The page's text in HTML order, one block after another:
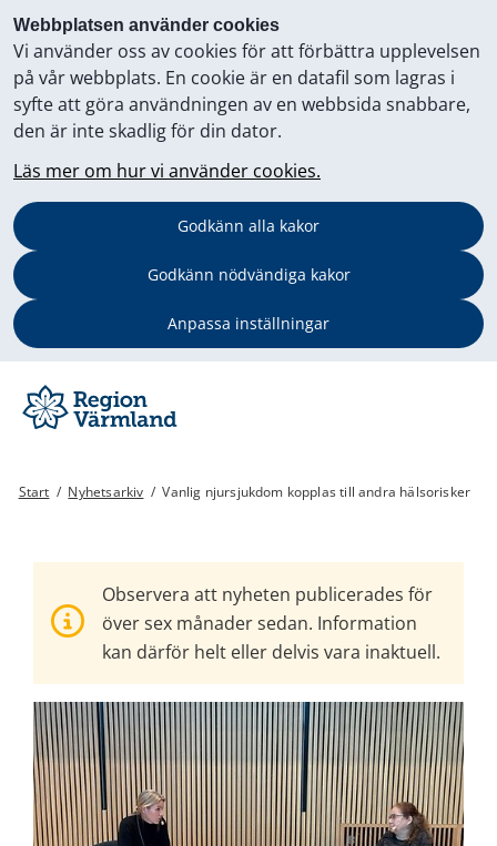
Webbplatsen använder cookies
Vi använder oss av cookies för att förbättra upplevelsen
på vår webbplats. En cookie är en datafil som lagras i
syfte att göra användningen av en webbsida snabbare,
den är inte skadlig för din dator.
Läs mer om hur vi använder cookies.
Godkänn alla kakor
Godkänn nödvändiga kakor
Anpassa inställningar
Start / Nyhetsarkiv / Vanlig njursjukdom kopplas till andra hälsorisker
Observera att nyheten publicerades för
över sex månader sedan. Information
kan därför helt eller delvis vara inaktuell.